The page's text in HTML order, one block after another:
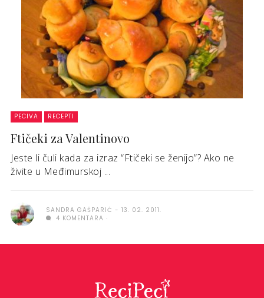
PECIVA RECEPTI
Ftičeki za Valentinovo
Jeste li čuli kada za izraz “Ftičeki se ženijo”? Ako ne
živite u Međimurskoj ...
SANDRA GAŠPARIĆ
13. 02. 2011.
4 KOMENTARA